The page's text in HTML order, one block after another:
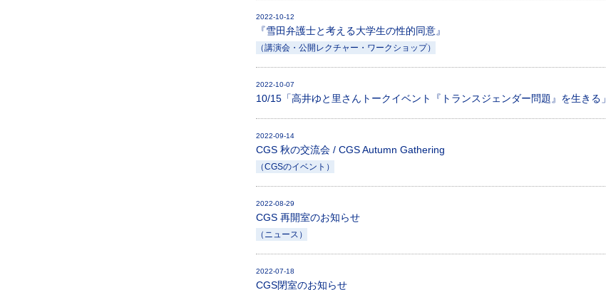
2022-10-12
『雪田弁護士と考える大学生の性的同意』
（講演会・公開レクチャー・ワークショップ）
2022-10-07
10/15「高井ゆと里さんトークイベント『トランスジェンダー問題』を生きる」
2022-09-14
CGS 秋の交流会 / CGS Autumn Gathering
（CGSのイベント）
2022-08-29
CGS 再開室のお知らせ
（ニュース）
2022-07-18
CGS閉室のお知らせ